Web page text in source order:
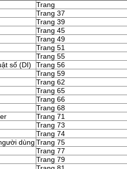
Trang
Trang 37
Trang 39
Trang 45
Trang 49
Trang 51
Trang 55
số (DI)
Trang 56
Trang 59
Trang 62
Trang 65
Trang 66
Trang 68
Trang 71
Trang 73
Trang 74
dùng Trang 75
Trang 77
Trang 79